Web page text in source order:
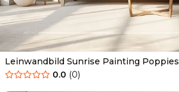
Leinwandbild Sunrise Painting Poppies
0.0 (0)
Ab 39.90 € 34.90